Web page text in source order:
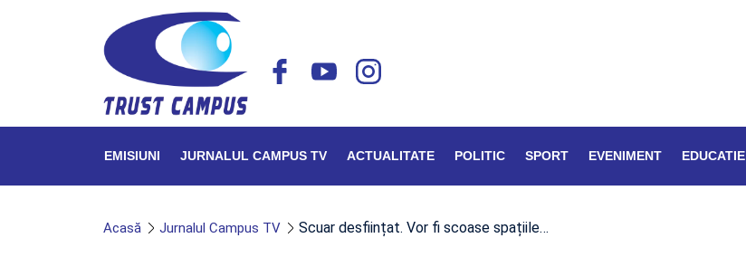
EMISIUNI JURNALUL CAMPUS TV ACTUALITATE POLITIC SPORT EVENIMENT EDUCATIE
Acasă Jurnalul Campus TV Scuar desființat. Vor fi scoase spațiile…